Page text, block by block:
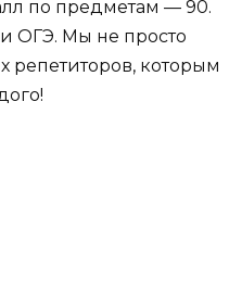
по предметам — 90.
ОГЭ. Мы не просто
репетиторов, которым